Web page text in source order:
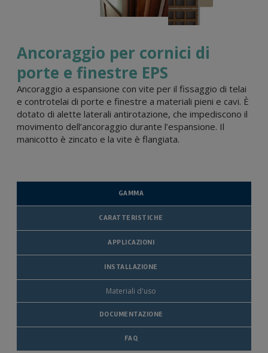
Ancoraggio per cornici di
porte e finestre EPS
Ancoraggio a espansione con vite per il fissaggio di telai
e controtelai di porte e finestre a materiali pieni e cavi. È
dotato di alette laterali antirotazione, che impediscono il
movimento dell’ancoraggio durante l’espansione. Il
manicotto è zincato e la vite è flangiata.
GAMMA
CARATTERISTICHE
APPLICAZIONI
INSTALLAZIONE
Materiali d'uso
DOCUMENTAZIONE
FAQ